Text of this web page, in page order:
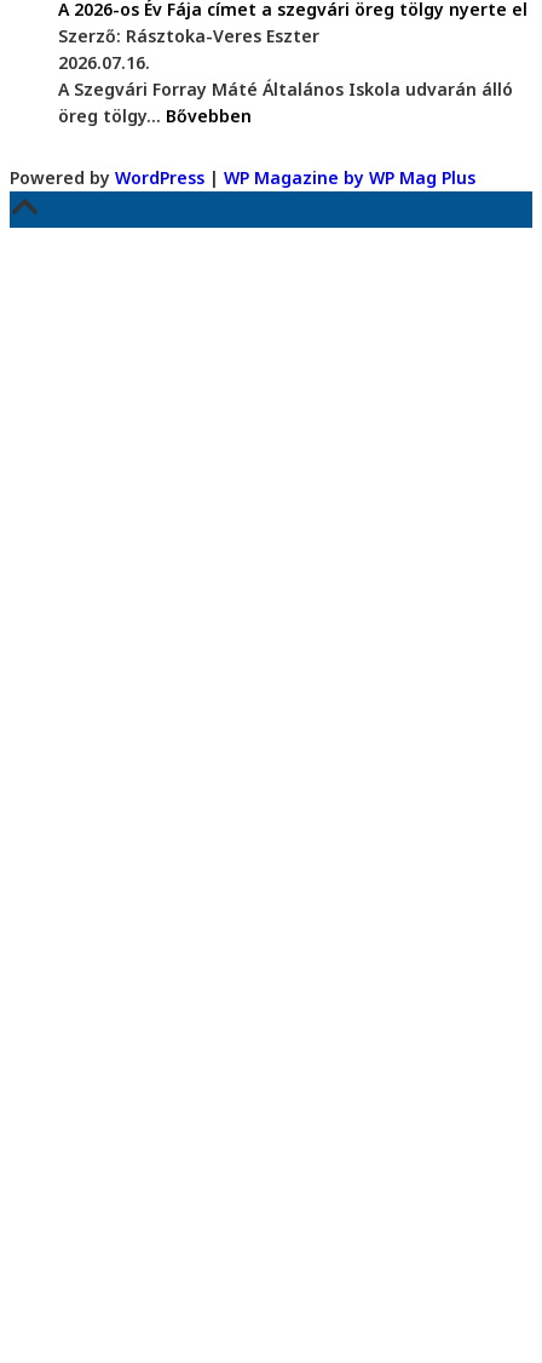
A 2026-os Év Fája címet a szegvári öreg tölgy nyerte el
Szerző: Rásztoka-Veres Eszter
2026.07.16.
A Szegvári Forray Máté Általános Iskola udvarán álló
öreg tölgy... Bővebben
Powered by WordPress | WP Magazine by WP Mag Plus